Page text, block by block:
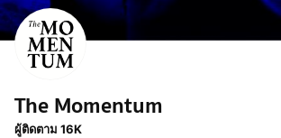
The Momentum
ผู้ติดตาม 16K